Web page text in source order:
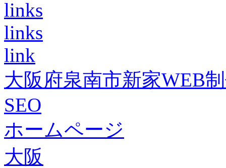
links
links
link
大阪府泉南市新家WEB
SEO
ホームページ
大阪